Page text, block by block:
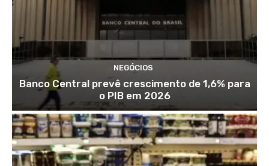
NEGÓCIOS
Banco Central prevê crescimento de 1,6% para
o PIB em 2026